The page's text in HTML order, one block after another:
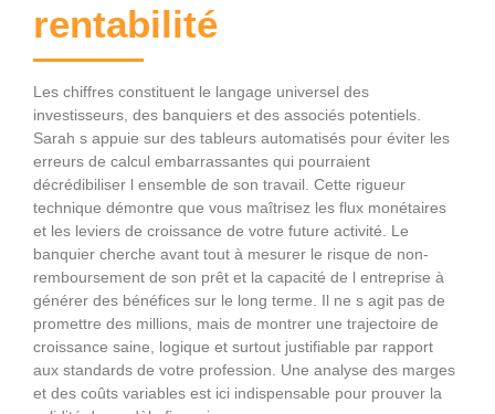
rentabilité
Les chiffres constituent le langage universel des
investisseurs, des banquiers et des associés potentiels.
Sarah s appuie sur des tableurs automatisés pour éviter les
erreurs de calcul embarrassantes qui pourraient
décrédibiliser l ensemble de son travail. Cette rigueur
technique démontre que vous maîtrisez les flux monétaires
et les leviers de croissance de votre future activité. Le
banquier cherche avant tout à mesurer le risque de non-
remboursement de son prêt et la capacité de l entreprise à
générer des bénéfices sur le long terme. Il ne s agit pas de
promettre des millions, mais de montrer une trajectoire de
croissance saine, logique et surtout justifiable par rapport
aux standards de votre profession. Une analyse des marges
et des coûts variables est ici indispensable pour prouver la